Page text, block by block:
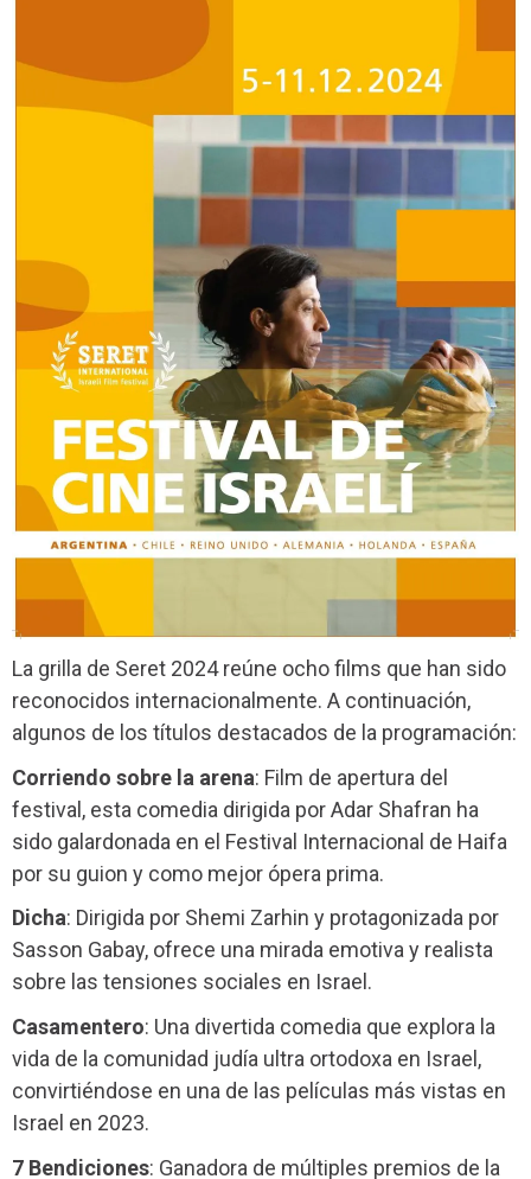
La grilla de Seret 2024 reúne ocho films que han sido
reconocidos internacionalmente. A continuación,
algunos de los títulos destacados de la programación:
Corriendo sobre la arena: Film de apertura del
festival, esta comedia dirigida por Adar Shafran ha
sido galardonada en el Festival Internacional de Haifa
por su guion y como mejor ópera prima.
Dicha: Dirigida por Shemi Zarhin y protagonizada por
Sasson Gabay, ofrece una mirada emotiva y realista
sobre las tensiones sociales en Israel.
Casamentero: Una divertida comedia que explora la
vida de la comunidad judía ultra ortodoxa en Israel,
convirtiéndose en una de las películas más vistas en
Israel en 2023.
7 Bendiciones: Ganadora de múltiples premios de la